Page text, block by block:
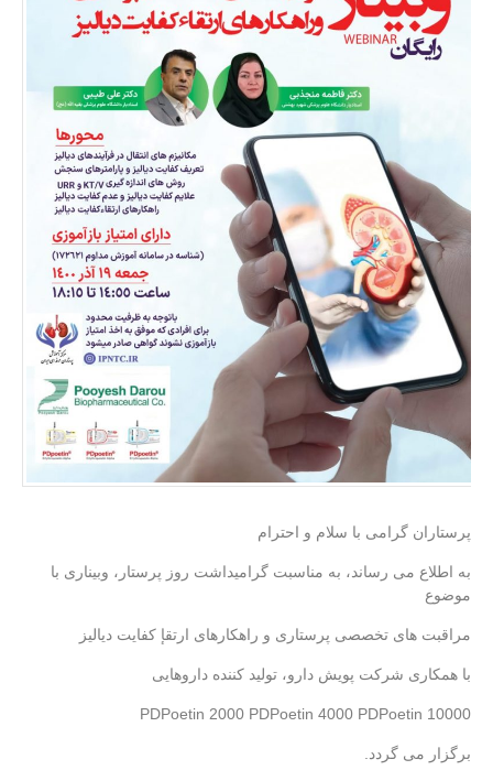
پرستاران گرامی با سلام و احترام
به اطلاع می رساند، به مناسبت گرامیداشت روز پرستار، وبیناری با
موضوع
مراقبت های تخصصی پرستاری و راهکارهای ارتقإ کفایت دیالیز
با همکاری شرکت پویش دارو، تولید کننده داروهایی
PDPoetin 2000 PDPoetin 4000 PDPoetin 10000
.برگزار می گردد